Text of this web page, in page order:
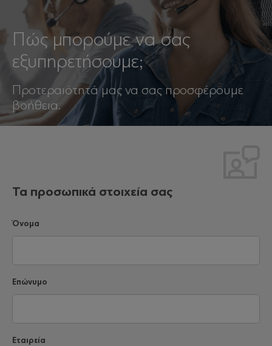
Πώς μπορούμε να σας
εξυπηρετήσουμε;
Προτεραιότητά μας να σας προσφέρουμε
βοήθεια.
Τα προσωπικά στοιχεία σας
Όνομα
Επώνυμο
Εταιρεία